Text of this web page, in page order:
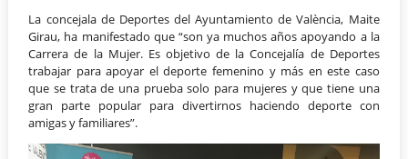
La concejala de Deportes del Ayuntamiento de València, Maite
Girau, ha manifestado que “son ya muchos años apoyando a la
Carrera de la Mujer. Es objetivo de la Concejalía de Deportes
trabajar para apoyar el deporte femenino y más en este caso
que se trata de una prueba solo para mujeres y que tiene una
gran parte popular para divertirnos haciendo deporte con
amigas y familiares”.